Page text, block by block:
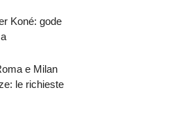
Koné: gode
e Milan
le richieste